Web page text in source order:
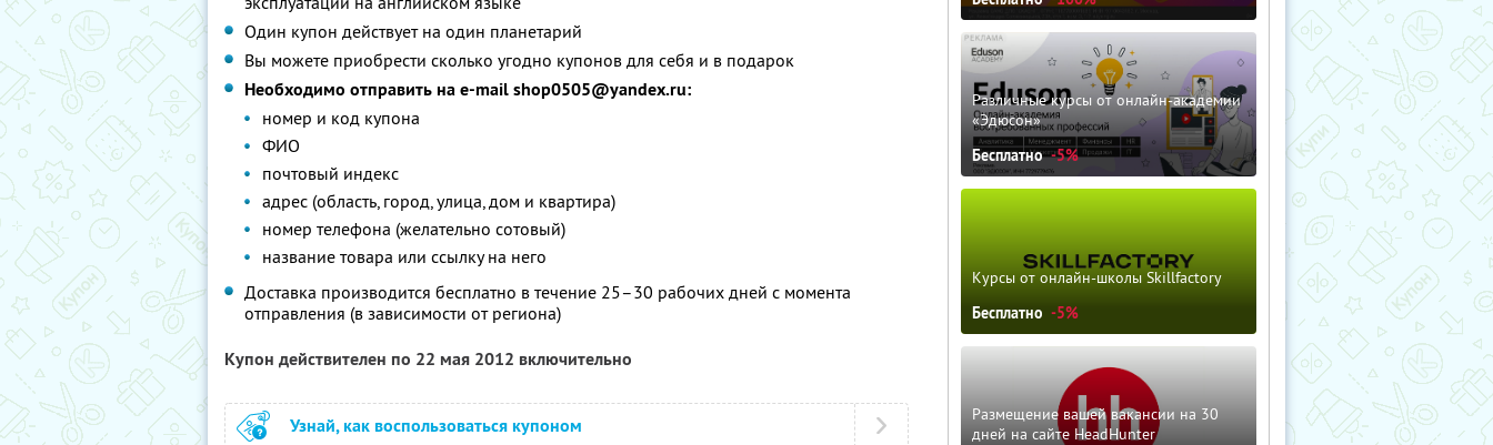
Один купон действует на один планетарий
Вы можете приобрести сколько угодно купонов для себя и в подарок
Необходимо отправить на e-mail shop0505@yandex.ru:
номер и код купона
ФИО
почтовый индекс
адрес (область, город, улица, дом и квартира)
номер телефона (желательно сотовый)
название товара или ссылку на него
Доставка производится бесплатно в течение 25–30 рабочих дней с момента
отправления (в зависимости от региона)
Купон действителен по 22 мая 2012 включительно
Узнай, как воспользоваться купоном
Различные курсы от онлайн-академии
«Эдюсон»
Бесплатно -5%
Курсы от онлайн-школы Skillfactory
Бесплатно -5%
Размещение вашей вакансии на 30
дней на сайте HeadHunter